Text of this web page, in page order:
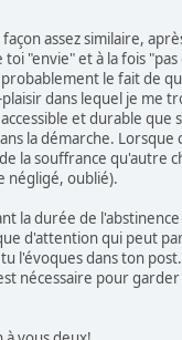
assez similaire,
"envie" et à la fois
le fait de
dans lequel je me
et durable que
la démarche. Lorsque
la souffrance qu'autre
négligé, oublié).
la durée de
d'attention qui peut
l'évoques dans ton
nécessaire pour